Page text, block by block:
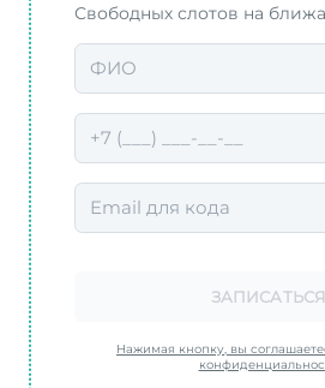
Свободных слотов на
ЗАПИСАТЬСЯ
Нажимая кнопку, вы